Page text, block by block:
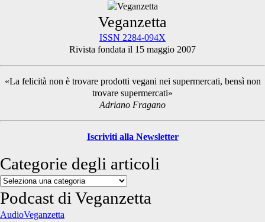
Sidebar
Veganzetta
ISSN 2284-094X
Rivista fondata il 15 maggio 2007
«La felicità non è trovare prodotti vegani nei supermercati, bensì non
trovare supermercati»
Adriano Fragano
Iscriviti alla Newsletter
Categorie degli articoli
Categorie
degli
articoli
Podcast di Veganzetta
AudioVeganzetta